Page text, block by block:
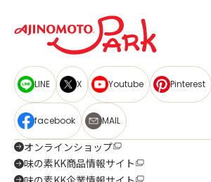
LINE X Youtube Pinterest
facebook MAIL
オンラインショップ
味の素KK商品情報サイト